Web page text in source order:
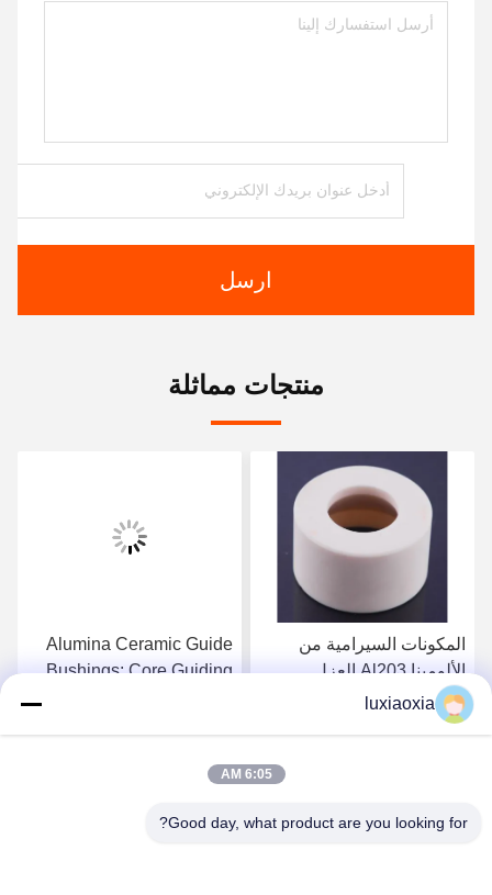
ارسل
منتجات مماثلة
المكونات السيرامية من
الألومينا Al203 العزل
الكهربائي العالي
Alumina Ceramic Guide
Bushings: Core Guiding
luxiaoxia
6:05 AM
Good day, what product are you looking for?